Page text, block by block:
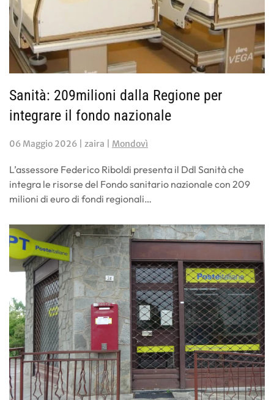
Sanità: 209milioni dalla Regione per
integrare il fondo nazionale
06 Maggio 2026 | zaira | Mondovì
L’assessore Federico Riboldi presenta il Ddl Sanità che
integra le risorse del Fondo sanitario nazionale con 209
milioni di euro di fondi regionali…